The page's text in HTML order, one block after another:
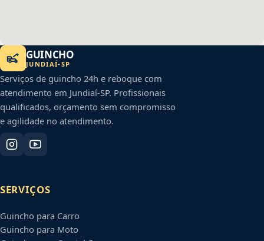
GUINCHO
JUNDIAÍ-SP
Serviços de guincho 24h e reboque com
atendimento em Jundiaí-SP. Profissionais
qualificados, orçamento sem compromisso
e agilidade no atendimento.
SERVIÇOS
Guincho para Carro
Guincho para Moto